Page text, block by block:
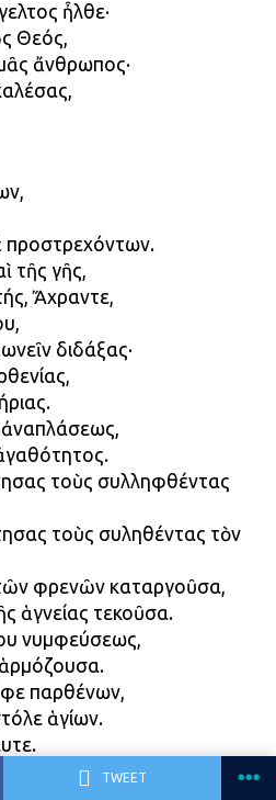
TWEET
ἦλθε·
Θεός,
ἄνθρωπος·
προστρεχόντων.
τῆς γῆς,
Ἄχραντε,
διδάξας·
ἀναπλάσεως,
τοὺς συλληφθέντας
τοὺς συληθέντας τὸν
φρενῶν καταργοῦσα,
ἁγνείας τεκοῦσα.
νυμφεύσεως,
παρθένων,
ἁγίων.